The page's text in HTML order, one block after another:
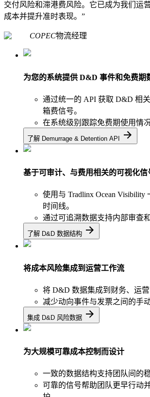
交付风险和滞港费风险。它已成为我们运
成本并提升准时表现。”
COPEC物流经理
为您的系统提供 D&D 事件和免费期
通过统一的 API 获取 D&D 相
箱费信号。
在系统级别跟踪免费期使用情
了解 Demurrage & Detention API
基于可审计、与费用相关的可视化信
使用与 Tradlinx Ocean Visibility
时间线。
通过可追溯数据支持内部审查
了解 D&D 数据结构
将成本风险集成到运营工作流
将 D&D 数据集成到财务、运营
减少动向事件与发票之间的手动
集成 D&D 风险数据
为大规模可靠成本控制而设计
一致的数据结构支持团队间的
可靠的信号帮助团队更早行动